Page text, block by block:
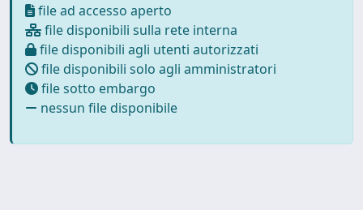
file ad accesso aperto
file disponibili sulla rete interna
file disponibili agli utenti autorizzati
file disponibili solo agli amministratori
file sotto embargo
nessun file disponibile